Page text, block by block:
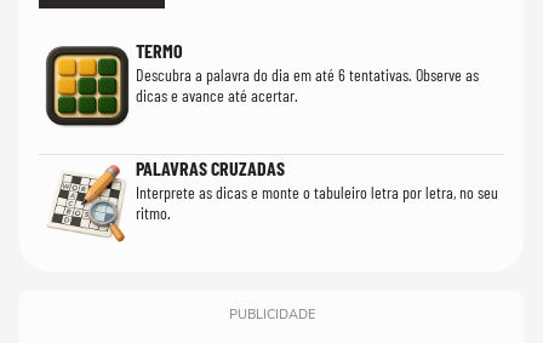
TERMO
Descubra a palavra do dia em até 6 tentativas. Observe as
dicas e avance até acertar.
PALAVRAS CRUZADAS
Interprete as dicas e monte o tabuleiro letra por letra, no seu
ritmo.
PUBLICIDADE